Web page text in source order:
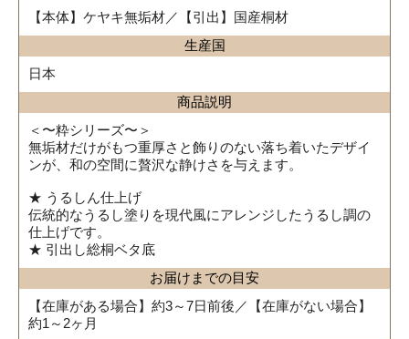
【本体】ケヤキ無垢材／【引出】国産桐材
生産国
日本
商品説明
＜〜粋シリーズ〜＞
無垢材だけがもつ重厚さと飾りのない落ち着いたデザイ
ンが、和の空間に贅沢な静けさを与えます。
★ うるしん仕上げ
伝統的なうるし塗りを現代風にアレンジしたうるし調の
仕上げです。
★ 引出し総桐ベタ底
お届けまでの目安
【在庫がある場合】約3～7日前後／【在庫がない場合】
約1～2ヶ月